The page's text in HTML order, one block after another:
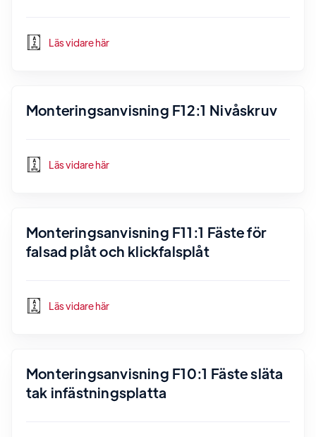
Läs vidare här
Monteringsanvisning F12:1 Nivåskruv
Läs vidare här
Monteringsanvisning F11:1 Fäste för
falsad plåt och klickfalsplåt
Läs vidare här
Monteringsanvisning F10:1 Fäste släta
tak infästningsplatta